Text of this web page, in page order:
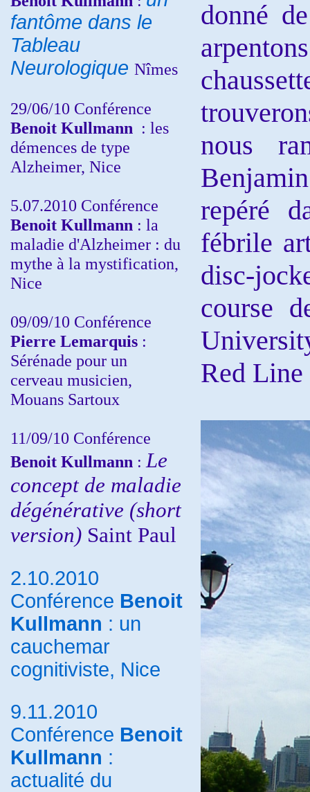
fantôme dans le
Tableau
Neurologique Nîmes
29/06/10 Conférence
Benoit Kullmann : les
démences de type
Alzheimer, Nice
5.07.2010 Conférence
Benoit Kullmann : la
maladie d'Alzheimer : du
mythe à la mystification,
Nice
09/09/10 Conférence
Pierre Lemarquis :
Sérénade pour un
cerveau musicien,
Mouans Sartoux
11/09/10 Conférence
Benoit Kullmann : Le
concept de maladie
dégénérative (short
version) Saint Paul
2.10.2010
Conférence Benoit
Kullmann : un
cauchemar
cognitiviste, Nice
9.11.2010
Conférence Benoit
Kullmann :
actualité du
donné
nous
repéré
fébrile
disc-
course
Red Line